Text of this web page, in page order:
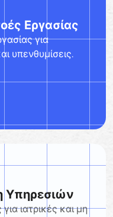
Εργασίας
για
υπενθυμίσεις.
Υπηρεσιών
ιατρικές και μη